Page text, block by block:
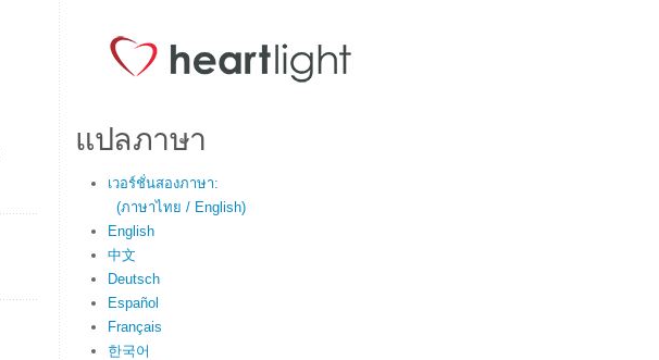
แปลภาษา
เวอร์ชั่นสองภาษา:
(ภาษาไทย / English)
English
中文
Deutsch
Español
Français
한국어